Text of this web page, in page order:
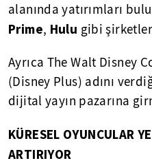
alanında yatırımları
Prime, Hulu gibi
Ayrıca The Walt Disney
(Disney Plus) adını
dijital yayın pazarına
KÜRESEL OYUNCULAR
ARTIRIYOR